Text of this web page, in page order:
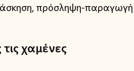
άσκηση, πρόσληψη-παραγωγή
χαμένες